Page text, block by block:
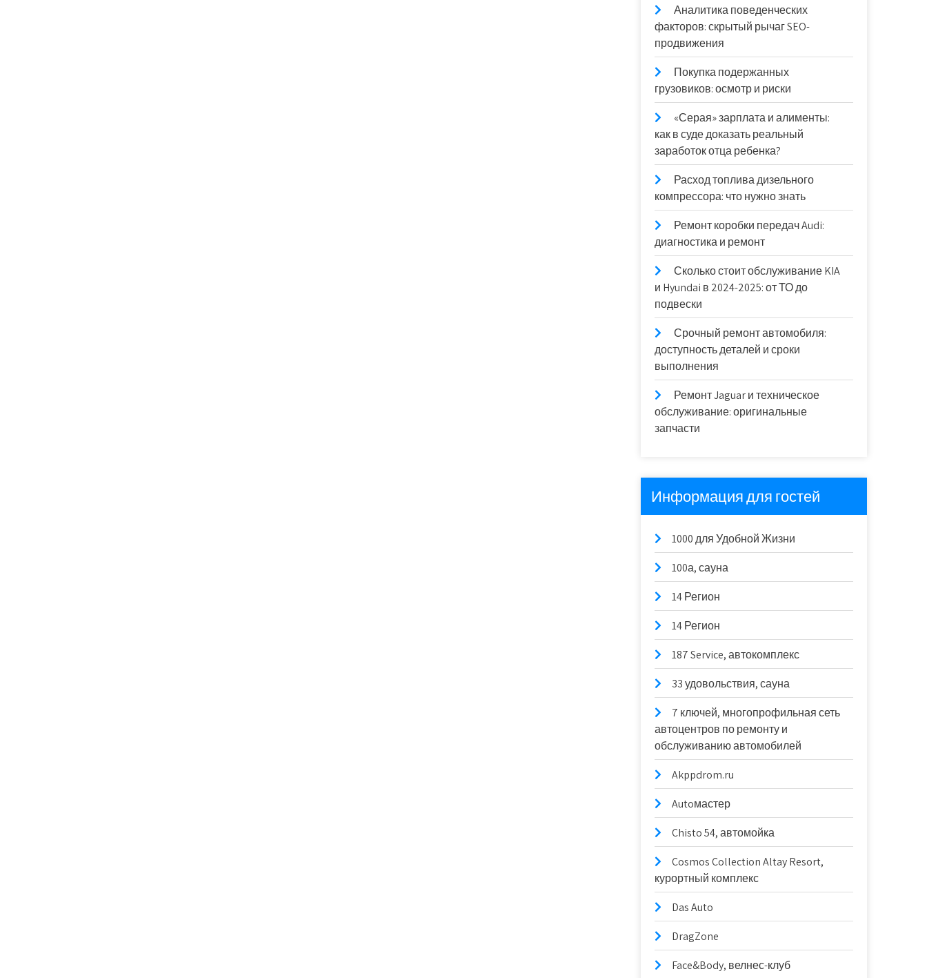
Аналитика поведенческих
факторов: скрытый рычаг SEO-
продвижения
Покупка подержанных
грузовиков: осмотр и риски
«Серая» зарплата и алименты:
как в суде доказать реальный
заработок отца ребенка?
Расход топлива дизельного
компрессора: что нужно знать
Ремонт коробки передач Audi:
диагностика и ремонт
Сколько стоит обслуживание KIA
и Hyundai в 2024-2025: от ТО до
подвески
Срочный ремонт автомобиля:
доступность деталей и сроки
выполнения
Ремонт Jaguar и техническое
обслуживание: оригинальные
запчасти
Информация для гостей
1000 для Удобной Жизни
100а, сауна
14 Регион
14 Регион
187 Service, автокомплекс
33 удовольствия, сауна
7 ключей, многопрофильная сеть
автоцентров по ремонту и
обслуживанию автомобилей
Akppdrom.ru
Autoмастер
Chisto 54, автомойка
Cosmos Collection Altay Resort,
курортный комплекс
Das Auto
DragZone
Face&Body, велнес-клуб